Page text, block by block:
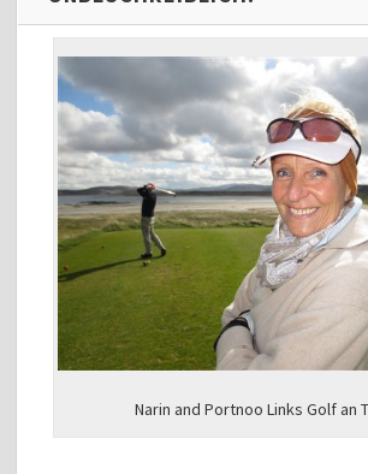
Narin and Portnoo Links Golf an